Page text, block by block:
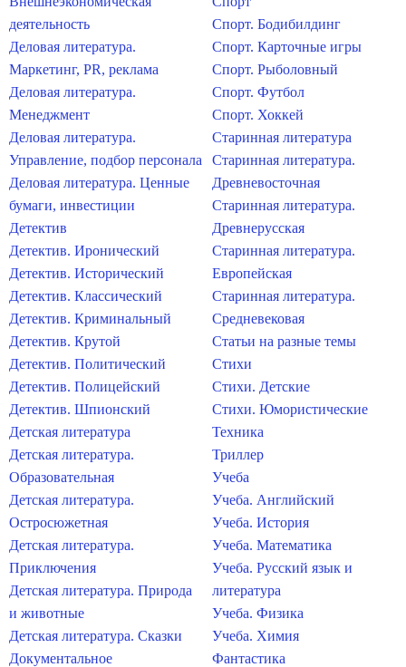
деятельность
Деловая литература.
Маркетинг, PR, реклама
Деловая литература.
Менеджмент
Деловая литература.
Управление, подбор персонала
Деловая литература. Ценные
бумаги, инвестиции
Детектив
Детектив. Иронический
Детектив. Исторический
Детектив. Классический
Детектив. Криминальный
Детектив. Крутой
Детектив. Политический
Детектив. Полицейский
Детектив. Шпионский
Детская литература
Детская литература.
Образовательная
Детская литература.
Остросюжетная
Детская литература.
Приключения
Детская литература. Природа
и животные
Детская литература. Сказки
Документальное
Спорт. Бодибилдинг
Спорт. Карточные игры
Спорт. Рыболовный
Спорт. Футбол
Спорт. Хоккей
Старинная литература
Старинная литература.
Древневосточная
Старинная литература.
Древнерусская
Старинная литература.
Европейская
Старинная литература.
Средневековая
Статьи на разные темы
Стихи
Стихи. Детские
Стихи. Юмористические
Техника
Триллер
Учеба
Учеба. Английский
Учеба. История
Учеба. Математика
Учеба. Русский язык и
литература
Учеба. Физика
Учеба. Химия
Фантастика